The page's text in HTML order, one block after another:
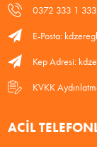
0372 333 1 333
E-Posta:
Kep Adresi:
KVKK
ACIL